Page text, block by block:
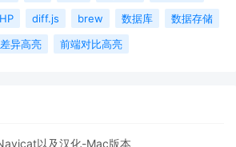
diff.js brew 数据库
数据存储
差异高亮 前端对比高亮
以及汉化-Mac版本